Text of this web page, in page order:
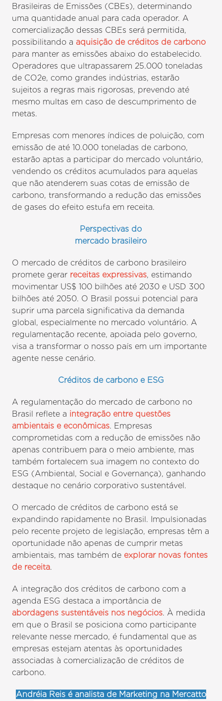
Brasileiras de Emissões (CBEs), determinando
uma quantidade anual para cada operador. A
comercialização dessas CBEs será permitida,
possibilitando a aquisição de créditos de carbono
para manter as emissões abaixo do estabelecido.
Operadores que ultrapassarem 25.000 toneladas
de CO2e, como grandes indústrias, estarão
sujeitos a regras mais rigorosas, prevendo até
mesmo multas em caso de descumprimento de
metas.
Empresas com menores índices de poluição, com
emissão de até 10.000 toneladas de carbono,
estarão aptas a participar do mercado voluntário,
vendendo os créditos acumulados para aquelas
que não atenderem suas cotas de emissão de
carbono, transformando a redução das emissões
de gases do efeito estufa em receita.
Perspectivas do
mercado brasileiro
O mercado de créditos de carbono brasileiro
promete gerar receitas expressivas, estimando
movimentar US$ 100 bilhões até 2030 e USD 300
bilhões até 2050. O Brasil possui potencial para
suprir uma parcela significativa da demanda
global, especialmente no mercado voluntário. A
regulamentação recente, apoiada pelo governo,
visa a transformar o nosso país em um importante
agente nesse cenário.
Créditos de carbono e ESG
A regulamentação do mercado de carbono no
Brasil reflete a integração entre questões
ambientais e econômicas. Empresas
comprometidas com a redução de emissões não
apenas contribuem para o meio ambiente, mas
também fortalecem sua imagem no contexto do
ESG (Ambiental, Social e Governança), ganhando
destaque no cenário corporativo sustentável.
O mercado de créditos de carbono está se
expandindo rapidamente no Brasil. Impulsionadas
pelo recente projeto de legislação, empresas têm a
oportunidade não apenas de cumprir metas
ambientais, mas também de explorar novas fontes
de receita.
A integração dos créditos de carbono com a
agenda ESG destaca a importância de
abordagens sustentáveis nos negócios. À medida
em que o Brasil se posiciona como participante
relevante nesse mercado, é fundamental que as
empresas estejam atentas às oportunidades
associadas à comercialização de créditos de
carbono.
Andréia Reis é analista de Marketing na Mercatto